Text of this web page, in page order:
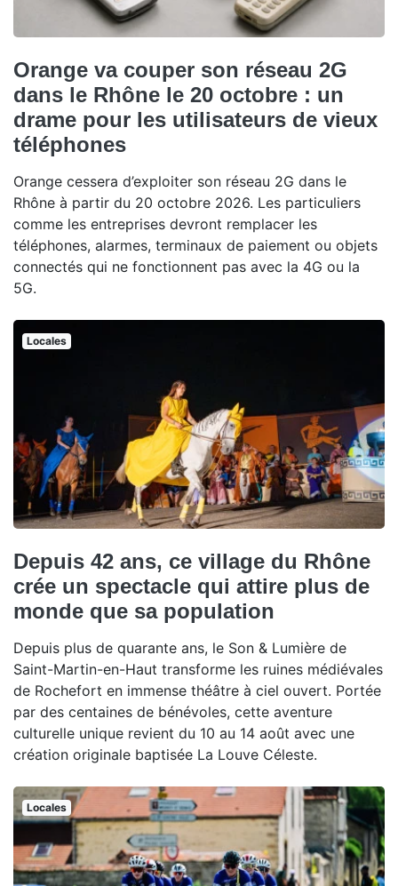
Orange va couper son réseau 2G
dans le Rhône le 20 octobre : un
drame pour les utilisateurs de vieux
téléphones
Orange cessera d’exploiter son réseau 2G dans le
Rhône à partir du 20 octobre 2026. Les particuliers
comme les entreprises devront remplacer les
téléphones, alarmes, terminaux de paiement ou objets
connectés qui ne fonctionnent pas avec la 4G ou la
5G.
Locales
Depuis 42 ans, ce village du Rhône
crée un spectacle qui attire plus de
monde que sa population
Depuis plus de quarante ans, le Son & Lumière de
Saint-Martin-en-Haut transforme les ruines médiévales
de Rochefort en immense théâtre à ciel ouvert. Portée
par des centaines de bénévoles, cette aventure
culturelle unique revient du 10 au 14 août avec une
création originale baptisée La Louve Céleste.
Locales